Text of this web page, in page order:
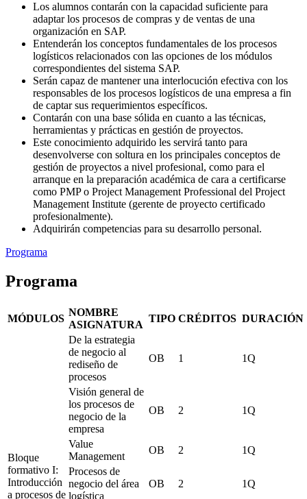
Los alumnos contarán con la capacidad suficiente para
adaptar los procesos de compras y de ventas de una
organización en SAP.
Entenderán los conceptos fundamentales de los procesos
logísticos relacionados con las opciones de los módulos
correspondientes del sistema SAP.
Serán capaz de mantener una interlocución efectiva con los
responsables de los procesos logísticos de una empresa a fin
de captar sus requerimientos específicos.
Contarán con una base sólida en cuanto a las técnicas,
herramientas y prácticas en gestión de proyectos.
Este conocimiento adquirido les servirá tanto para
desenvolverse con soltura en los principales conceptos de
gestión de proyectos a nivel profesional, como para el
arranque en la preparación académica de cara a certificarse
como PMP o Project Management Professional del Project
Management Institute (gerente de proyecto certificado
profesionalmente).
Adquirirán competencias para su desarrollo personal.
Programa
Programa
MÓDULOS
NOMBRE
ASIGNATURA
TIPO CRÉDITOS DURACIÓN
Bloque
formativo I:
Introducción
a procesos de
De la estrategia
de negocio al
rediseño de
procesos
OB 1 1Q
Visión general de
los procesos de
negocio de la
empresa
OB 2 1Q
Value
Management
OB 2
1Q
Procesos de
negocio del área
logística
OB 2 1Q